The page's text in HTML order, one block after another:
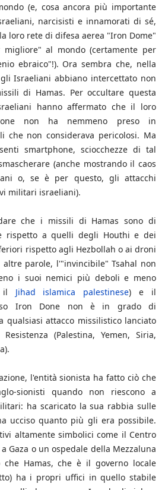
(e, cosa ancora più importante
narcisisti e innamorati di sé,
loro rete di difesa aerea "Iron Dome"
al mondo (certamente per
ebraico"!). Ora sembra che, nella
Israeliani abbiano intercettato non
di Hamas. Per occultare questa
hanno affermato che il loro
non ha nemmeno preso in
che non considerava pericolosi. Ma
smartphone, sciocchezze di tal
(anche mostrando il caos
o, se è per questo, gli attacchi
militari israeliani).
che i missili di Hamas sono di
rispetto a quelli degli Houthi e dei
rispetto agli Hezbollah o ai droni
parole, l'"invincibile" Tsahal non
i suoi nemici più deboli e meno
il Jihad islamica palestinese) e il
Iron Done non è in grado di
qualsiasi attacco missilistico lanciato
(Palestina, Yemen, Siria,
l'entità sionista ha fatto ciò che
sionisti quando non riescono a
ha scaricato la sua rabbia sulle
ucciso quanto più gli era possibile.
altamente simbolici come il Centro
Gaza o un ospedale della Mezzaluna
che Hamas, che è il governo locale
ha i propri uffici in quello stabile